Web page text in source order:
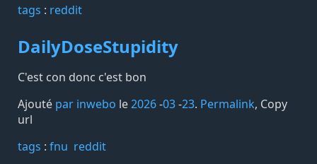
tags️ : reddit
DailyDoseStupidity
C'est con donc c'est bon
Ajouté par inwebo le2026-03-23. Permalink, Copy
url
tags️ : fnu reddit